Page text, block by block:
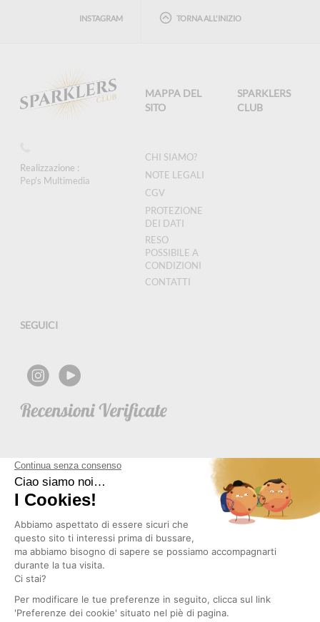
INSTAGRAM TORNA ALL'INIZIO
Realizzazione :
Pep's Multimedia
MAPPA DEL
SITO
CHI SIAMO?
NOTE LEGALI
CGV
PROTEZIONE
DEI DATI
RESO
POSSIBILE A
CONDIZIONI
CONTATTI
SPARKLERS
CLUB
SEGUICI
NEWSLETTER